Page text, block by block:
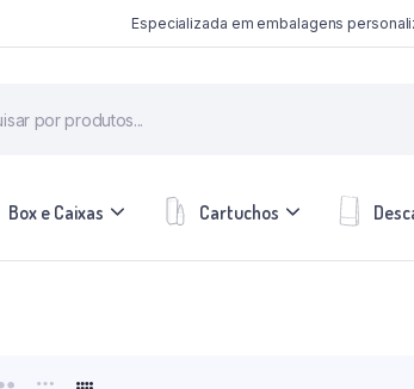
Especializada em embalagens
Box e Caixas Cartuchos